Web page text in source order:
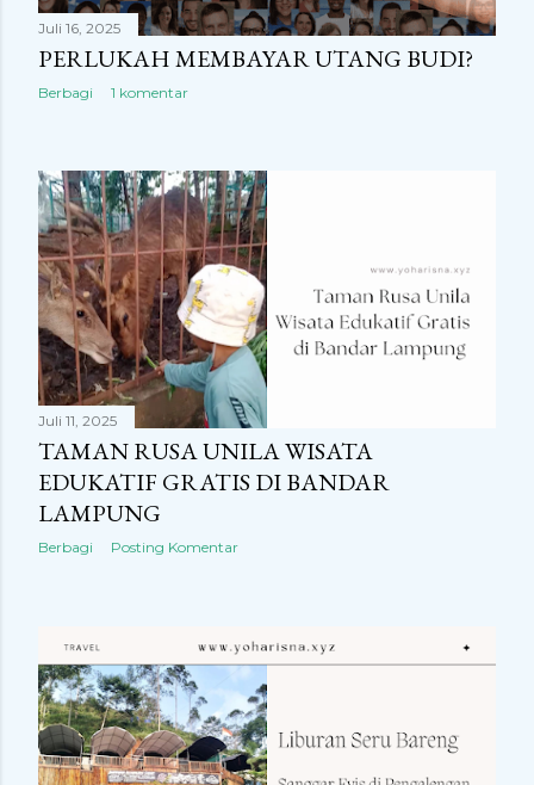
Juli 16, 2025
PERLUKAH MEMBAYAR UTANG BUDI?
Berbagi 1 komentar
Juli 11, 2025
TAMAN RUSA UNILA WISATA
EDUKATIF GRATIS DI BANDAR
LAMPUNG
Berbagi Posting Komentar